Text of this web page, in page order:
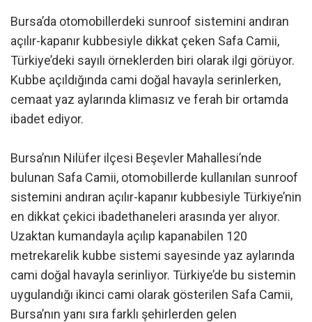
Bursa’da otomobillerdeki sunroof sistemini andıran
açılır-kapanır kubbesiyle dikkat çeken Safa Camii,
Türkiye’deki sayılı örneklerden biri olarak ilgi görüyor.
Kubbe açıldığında cami doğal havayla serinlerken,
cemaat yaz aylarında klimasız ve ferah bir ortamda
ibadet ediyor.
Bursa’nın Nilüfer ilçesi Beşevler Mahallesi’nde
bulunan Safa Camii, otomobillerde kullanılan sunroof
sistemini andıran açılır-kapanır kubbesiyle Türkiye’nin
en dikkat çekici ibadethaneleri arasında yer alıyor.
Uzaktan kumandayla açılıp kapanabilen 120
metrekarelik kubbe sistemi sayesinde yaz aylarında
cami doğal havayla serinliyor. Türkiye’de bu sistemin
uygulandığı ikinci cami olarak gösterilen Safa Camii,
Bursa’nın yanı sıra farklı şehirlerden gelen